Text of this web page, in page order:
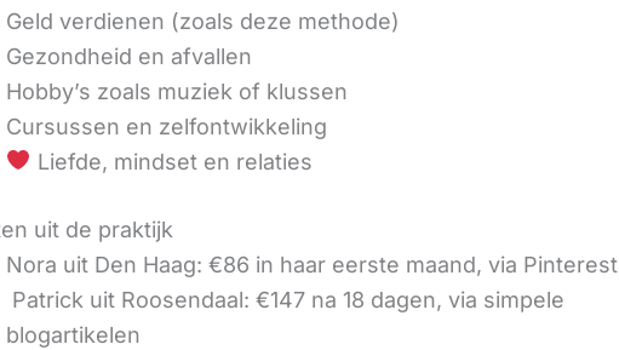
Geld verdienen (zoals deze methode)
Gezondheid en afvallen
Hobby’s zoals muziek of klussen
Cursussen en zelfontwikkeling
Liefde, mindset en relaties
uit de praktijk
Nora uit Den Haag: €86 in haar eerste maand, via Pinterest
‍ Patrick uit Roosendaal: €147 na 18 dagen, via simpele
blogartikelen